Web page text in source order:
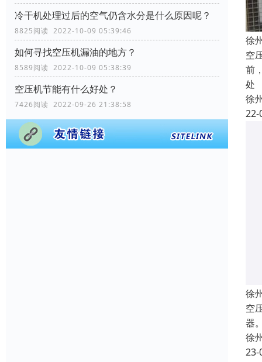
冷干机处理过后的空气仍含水分是什么原因呢？
8825阅读 2022-10-09 05:39:46
如何寻找空压机漏油的地方？
8589阅读 2022-10-09 05:38:39
空压机节能有什么好处？
7426阅读 2022-09-26 21:38:58
徐
空
前
处
徐
22-
徐
空
器
徐
23-